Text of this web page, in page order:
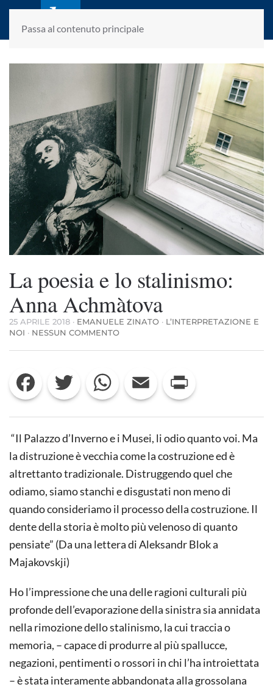
Passa al contenuto principale
laletteraturaenoi.it
fondato da Romano Luperini
La poesia e lo stalinismo:
Anna Achmàtova
25 APRILE 2018 · EMANUELE ZINATO · L’INTERPRETAZIONE E
NOI · NESSUN COMMENTOSU
POESIA
STALINISMO:
ANNA
Facebook Twitter WhatsApp Email
“Il Palazzo d’Inverno e i Musei, li odio quanto voi. Ma
la distruzione è vecchia come la costruzione ed è
altrettanto tradizionale. Distruggendo quel che
odiamo, siamo stanchi e disgustati non meno di
quando consideriamo il processo della costruzione. Il
dente della storia è molto più velenoso di quanto
pensiate” (Da una lettera di Aleksandr Blok a
Majakovskji)
Ho l’impressione che una delle ragioni culturali più
profonde dell’evaporazione della sinistra sia annidata
nella rimozione dello stalinismo, la cui traccia o
memoria, – capace di produrre al più spallucce,
negazioni, pentimenti o rossori in chi l’ha introiettata
– è stata interamente abbandonata alla grossolana